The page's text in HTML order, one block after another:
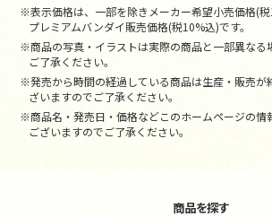
※表示価格は、一部を除きメーカー希望小売価格(税
プレミアムバンダイ販売価格(税10%込)です。
※商品の写真・イラストは実際の商品と一部異なる
ご了承ください。
※発売から時間の経過している商品は生産・販売が
ざいますのでご了承ください。
※商品名・発売日・価格などこのホームページの情
ございますのでご了承ください。
商品を探す